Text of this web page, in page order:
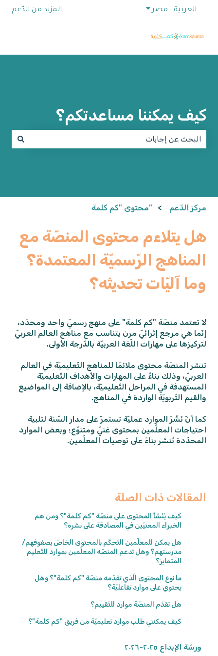
العربية - مصر إظهار القائمة الفرعية للترجماتالمزيد من الدّعم
كيف يمكننا مساعدتكم؟
مركز الدّعم "محتوى "كم كلمة
هل يتلاءم محتوى المنصّة مع
المناهج الرّسميّة المعتمدة؟
وما آليّات تحديثه؟
لا تعتمد منصّة "كم كلمة" على منهج رسميّ واحد ومحدّد،
إنّما هي مرجع إثرائيّ مرن يتناسب مع مناهج العالم العربيّ
لتركيزها على مهارات اللّغة العربيّة بالدّرجة الأولى.
تنشر المنصّة محتوى ملائمًا للمناهج التّعليميّة في العالم
العربيّ، وذلك بناءً على المهارات والأهداف التّعليميّة
المستهدفة في المراحل التّعليميّة، بالإضافة إلى المواضيع
والقيم التّربويّة الواردة في المناهج.
كما أنّ نَشْرَ الموارد عمليّة تستمرّ على مدار السّنة لتلبية
احتياجات المعلّمين بمحتوى غنيّ ومتنوّع؛ وبعض الموارد
المحدّدة تُنشَر بناءً على توصيات المعلّمين.
المقالات ذات الصلة
كيف يُنْشَأُ المحتوى على منصّة "كم كلمة"؟ ومن هم
الخبراء المعنيّين في المصادقة على نشره؟
هل يمكن للمعلّمين التّحكّم بالمحتوى الخاصّ بصفوفهم/
مدرستهم؟ وهل تدعم المنصّة المعلّمين بموارد للتّعليم
المتمايز؟
ما نوع المحتوى الّذي تقدّمه منصّة "كم كلمة"؟ وهل
يحتوي على موارد تفاعليّة؟
هل تقدّم المنصّة موارد للتّقييم؟
كيف يمكنني طلب موارد تعليميّة من فريق "كم كلمة"؟
ورشة الإبداع ٢٠٢٥-٢٠٢٦